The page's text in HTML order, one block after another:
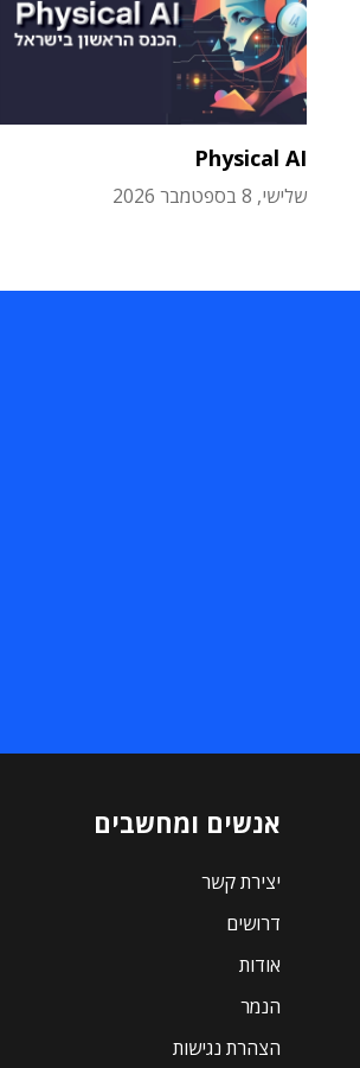
Physical AI
שלישי, 8 בספטמבר 2026
אנשים ומחשבים
יצירת קשר
דרושים
אודות
הנמר
הצהרת נגישות